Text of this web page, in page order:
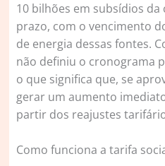
10 bilhões em subsídios
prazo, com o vencimento
de energia dessas fontes.
não definiu o cronograma
o que significa que, se
gerar um aumento
partir dos reajustes
Como funciona a tarifa